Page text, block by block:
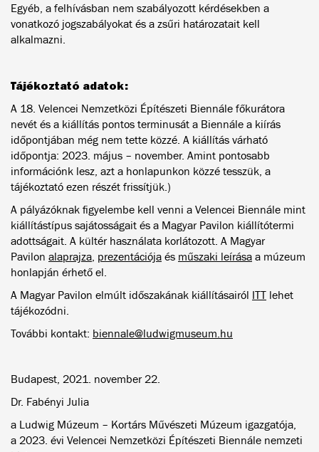
Egyéb, a felhívásban nem szabályozott kérdésekben a
vonatkozó jogszabályokat és a zsűri határozatait kell
alkalmazni.
Tájékoztató adatok:
A 18. Velencei Nemzetközi Építészeti Biennále főkurátora
nevét és a kiállítás pontos terminusát a Biennále a kiírás
időpontjában még nem tette közzé. A kiállítás várható
időpontja: 2023. május – november. Amint pontosabb
információnk lesz, azt a honlapunkon közzé tesszük, a
tájékoztató ezen részét frissítjük.)
A pályázóknak figyelembe kell venni a Velencei Biennále mint
kiállítástípus sajátosságait és a Magyar Pavilon kiállítótermi
adottságait. A kültér használata korlátozott. A Magyar
Pavilon alaprajza prezentációja és műszaki leírása a múzeum
honlapján érhető el.
A Magyar Pavilon elmúlt időszakának kiállításairól ITT lehet
tájékozódni.
További kontakt: biennale@ludwigmuseum.hu
Budapest, 2021. november 22.
Dr. Fabényi Julia
a Ludwig Múzeum – Kortárs Művészeti Múzeum igazgatója,
a 2023. évi Velencei Nemzetközi Építészeti Biennále nemzeti